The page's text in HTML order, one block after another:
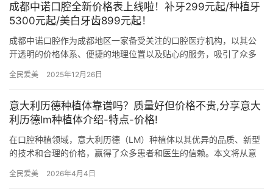
成都中诺口腔全新价格表上线啦！补牙299元起/种植牙
5300元起/美白牙齿899元起！
成都中诺口腔作为成都地区一家备受关注的口腔医疗机构，以其公
开透明的价格体系、便捷的地理位置以及贴心的服务，吸引了众多
址以及…
全民爱美 2025年12月26日
意大利历德种植体靠谱吗？质量好但价格不贵,分享意大
利历德lm种植体介绍-特点-价格!
在口腔种植领域，意大利历德（LM）种植体以其优异的品质、新型
的技术和合理的价格，赢得了众多患者和医生的信赖。本文将从意
分…
全民爱美 2026年4月4日